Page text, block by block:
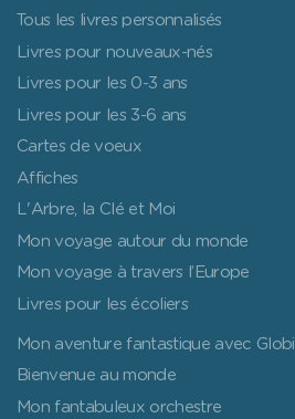
Tous les livres personnalisés
Livres pour nouveaux-nés
Livres pour les 0-3 ans
Livres pour les 3-6 ans
Cartes de voeux
Affiches
L'Arbre, la Clé et Moi
Mon voyage autour du monde
Mon voyage à travers l’Europe
Livres pour les écoliers
Mon aventure fantastique avec Globi
Bienvenue au monde
Mon fantabuleux orchestre